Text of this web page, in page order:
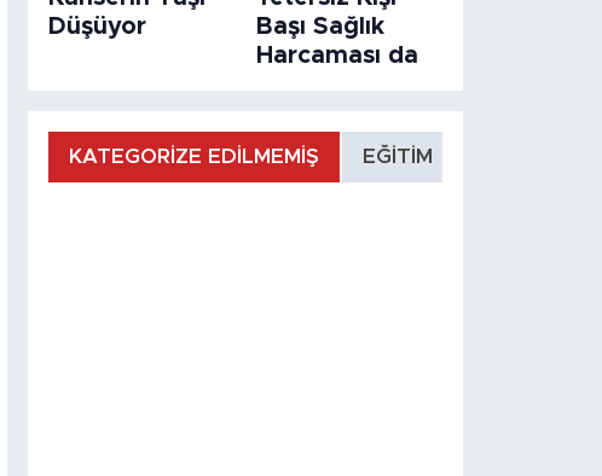
Düşüyor
Başı Sağlık
Harcaması da
KATEGORİZE EDİLMEMİŞ EĞİTİM